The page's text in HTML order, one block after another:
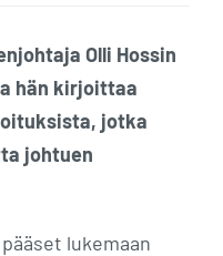
Olli Hossin
hän kirjoittaa
jotka
johtuen
lukemaan